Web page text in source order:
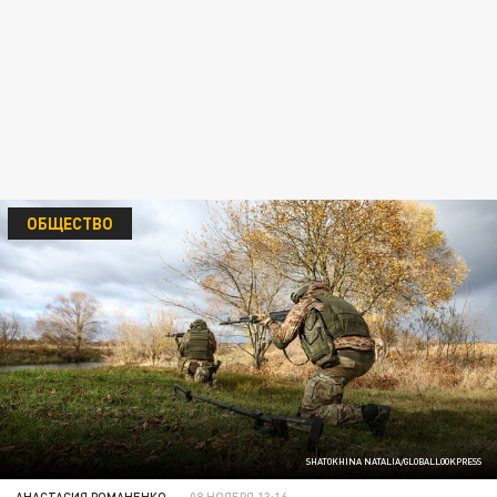
SHATOKHINA NATALIA/GLOBALLOOKPRESS
ОБЩЕСТВО